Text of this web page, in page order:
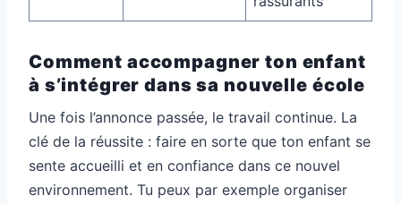
Comment accompagner ton enfant
à s’intégrer dans sa nouvelle école
Une fois l’annonce passée, le travail continue. La
clé de la réussite : faire en sorte que ton enfant se
sente accueilli et en confiance dans ce nouvel
environnement. Tu peux par exemple organiser